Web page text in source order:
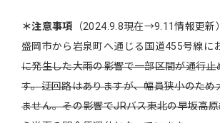
＊注意事項 （2024.9.8現在→9.11情報更新）
盛岡市から岩泉町へ通じる国道455号線に
に発生した大雨の影響で一部区間が通行止
す。迂回路はありますが、幅員狭小のため
ません。その影響でJRバス東北の早坂高